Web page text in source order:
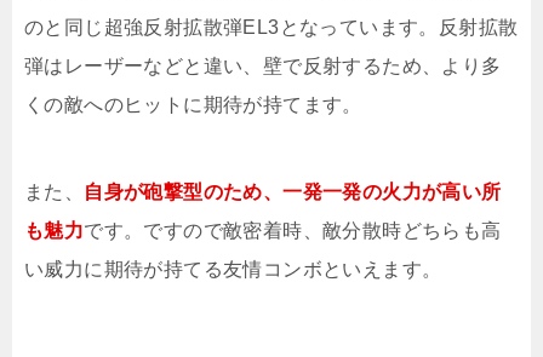
のと同じ超強反射拡散弾EL3となっています。反射拡散
弾はレーザーなどと違い、壁で反射するため、より多
くの敵へのヒットに期待が持てます。
また、
自身が砲撃型のため、一発一発の火力が高い所
も魅力です。ですので敵密着時、敵分散時どちらも高
い威力に期待が持てる友情コンボといえます。